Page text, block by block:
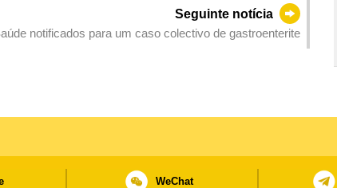
Seguinte notícia
notificados para um caso colectivo de gastroenterite
WeChat